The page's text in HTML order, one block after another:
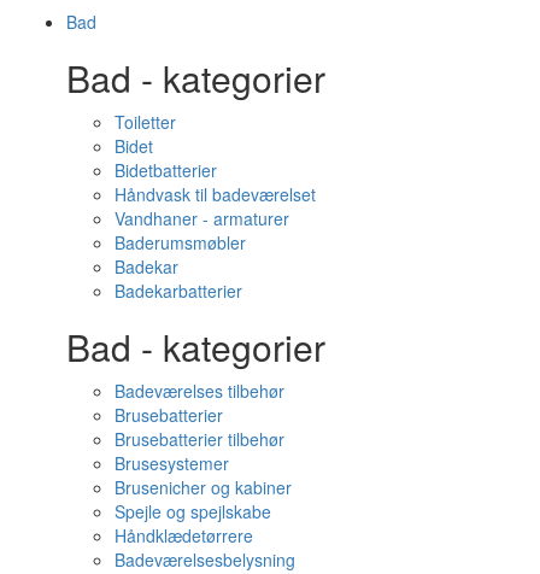
Bad
Bad - kategorier
Toiletter
Bidet
Bidetbatterier
Håndvask til badeværelset
Vandhaner - armaturer
Baderumsmøbler
Badekar
Badekarbatterier
Bad - kategorier
Badeværelses tilbehør
Brusebatterier
Brusebatterier tilbehør
Brusesystemer
Brusenicher og kabiner
Spejle og spejlskabe
Håndklædetørrere
Badeværelsesbelysning